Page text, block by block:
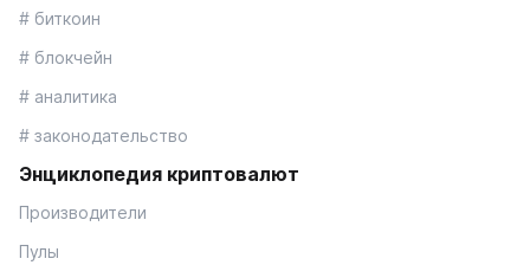
# биткоин
# блокчейн
# аналитика
# законодательство
Энциклопедия криптовалют
Производители
Пулы